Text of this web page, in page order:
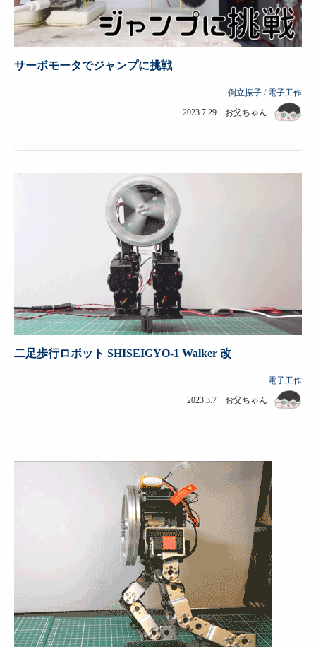
サーボモータでジャンプに挑戦
倒立振子 / 電子工作
2023.7.29 お父ちゃん
二足歩行ロボット SHISEIGYO-1 Walker 改
電子工作
2023.3.7 お父ちゃん